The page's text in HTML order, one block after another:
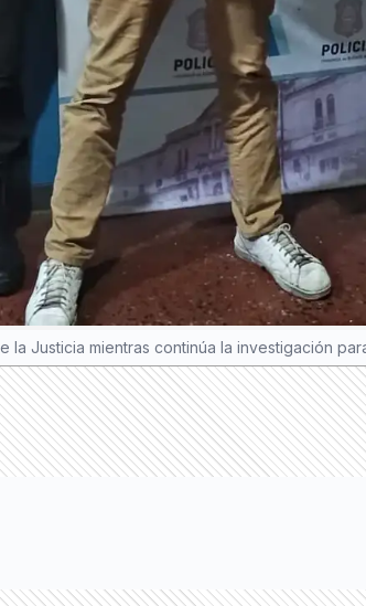
Justicia mientras continúa la investigación